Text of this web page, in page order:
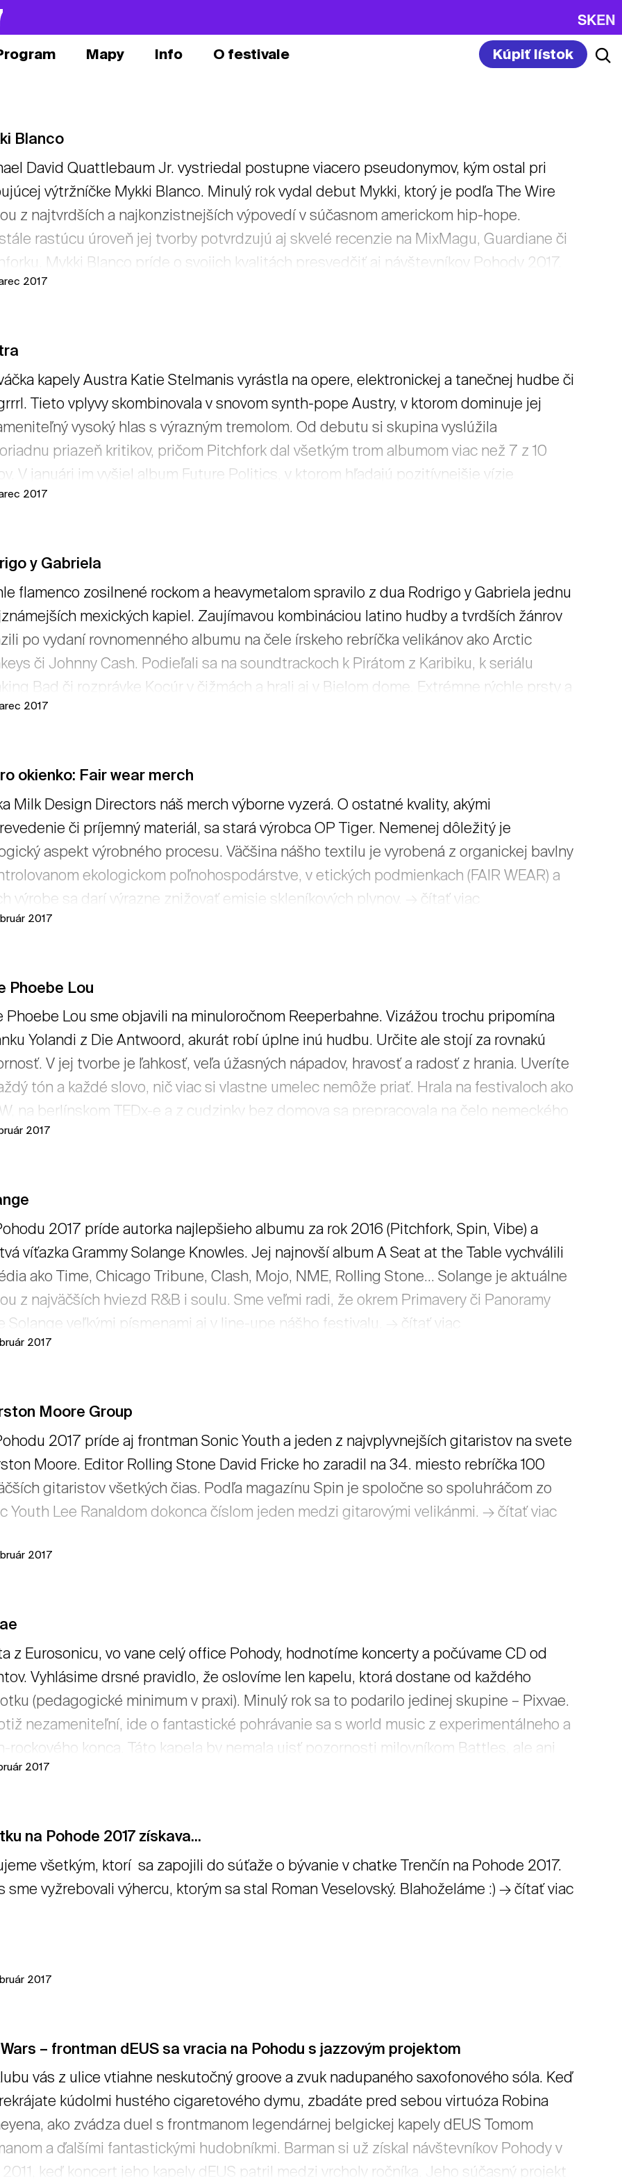
SKEN
Mapy Info O festivale Kúpiť lístok
Blanco
David Quattlebaum Jr. vystriedal postupne viacero pseudonymov, kým ostal pri
výtržníčke Mykki Blanco. Minulý rok vydal debut Mykki, ktorý je podľa The Wire
z najtvrdších a najkonzistnejších výpovedí v súčasnom americkom hip-hope.
rastúcu úroveň jej tvorby potvrdzujú aj skvelé recenzie na MixMagu, Guardiane či
Mykki Blanco príde o svojich kvalitách presvedčiť aj návštevníkov Pohody 2017.
viac
2017
kapely Austra Katie Stelmanis vyrástla na opere, elektronickej a tanečnej hudbe či
Tieto vplyvy skombinovala v snovom synth-pope Austry, v ktorom dominuje jej
vysoký hlas s výrazným tremolom. Od debutu si skupina vyslúžila
priazeň kritikov, pričom Pitchfork dal všetkým trom albumom viac než 7 z 10
V januári im vyšiel album Future Politics, v ktorom hľadajú pozitívnejšie vízie
Jedným z pozitív blízkej budúcnosti je, že Austra vystúpi na Pohode 2017.
2017
y Gabriela
flamenco zosilnené rockom a heavymetalom spravilo z dua Rodrigo y Gabriela jednu
mexických kapiel. Zaujímavou kombináciou latino hudby a tvrdších žánrov
po vydaní rovnomenného albumu na čele írskeho rebríčka velikánov ako Arctic
či Johnny Cash. Podieľali sa na soundtrackoch k Pirátom z Karibiku, k seriálu
Bad či rozprávke Kocúr v čižmách a hrali aj v Bielom dome. Extrémne rýchle prsty a
gitarovú techniku predvedú títo výnimoční muzikanti aj na Pohode 2017.
2017
okienko: Fair wear merch
Milk Design Directors náš merch výborne vyzerá. O ostatné kvality, akými
či príjemný materiál, sa stará výrobca OP Tiger. Nemenej dôležitý je
aspekt výrobného procesu. Väčšina nášho textilu je vyrobená z organickej bavlny
ekologickom poľnohospodárstve, v etických podmienkach (FAIR WEAR) a
výrobe sa darí výrazne znižovať emisie skleníkových plynov. → čítať viac
2017
Phoebe Lou
Phoebe Lou sme objavili na minuloročnom Reeperbahne. Vizážou trochu pripomína
Yolandi z Die Antwoord, akurát robí úplne inú hudbu. Určite ale stojí za rovnakú
V jej tvorbe je ľahkosť, veľa úžasných nápadov, hravosť a radosť z hrania. Uveríte
tón a každé slovo, nič viac si vlastne umelec nemôže priať. Hrala na festivaloch ako
na berlínskom TEDx-e a z cudzinky bez domova sa prepracovala na čelo nemeckého
žánrového rebríčka predajnosti na iTunes. Alice zahrá svoje nádherné skladby
2017
2017 príde autorka najlepšieho albumu za rok 2016 (Pitchfork, Spin, Vibe) a
víťazka Grammy Solange Knowles. Jej najnovší album A Seat at the Table vychválili
ako Time, Chicago Tribune, Clash, Mojo, NME, Rolling Stone... Solange je aktuálne
z najväčších hviezd R&B i soulu. Sme veľmi radi, že okrem Primavery či Panoramy
Solange veľkými písmenami aj v line-upe nášho festivalu. → čítať viac
2017
Moore Group
2017 príde aj frontman Sonic Youth a jeden z najvplyvnejších gitaristov na svete
Moore. Editor Rolling Stone David Fricke ho zaradil na 34. miesto rebríčka 100
gitaristov všetkých čias. Podľa magazínu Spin je spoločne so spoluhráčom zo
Youth Lee Ranaldom dokonca číslom jeden medzi gitarovými velikánmi. → čítať viac
2017
z Eurosonicu, vo vane celý office Pohody, hodnotíme koncerty a počúvame CD od
Vyhlásime drsné pravidlo, že oslovíme len kapelu, ktorá dostane od každého
(pedagogické minimum v praxi). Minulý rok sa to podarilo jedinej skupine – Pixvae.
nezameniteľní, ide o fantastické pohrávanie sa s world music z experimentálneho a
rockového konca. Táto kapela by nemala ujsť pozornosti milovníkom Battles, ale ani
Potkanovej Hudby sveta. Vlastne nikomu, kto rád objavuje nevídané podoby
2017
na Pohode 2017 získava...
všetkým, ktorí sa zapojili do súťaže o bývanie v chatke Trenčín na Pohode 2017.
sme vyžrebovali výhercu, ktorým sa stal Roman Veselovský. Blahoželáme :) → čítať viac
2017
– frontman dEUS sa vracia na Pohodu s jazzovým projektom
vás z ulice vtiahne neskutočný groove a zvuk nadupaného saxofonového sóla. Keď
kúdolmi hustého cigaretového dymu, zbadáte pred sebou virtuóza Robina
ako zvádza duel s frontmanom legendárnej belgickej kapely dEUS Tomom
a ďalšími fantastickými hudobníkmi. Barman si už získal návštevníkov Pohody v
2011, keď koncert jeho kapely dEUS patril medzi vrcholy ročníka. Jeho súčasný projekt